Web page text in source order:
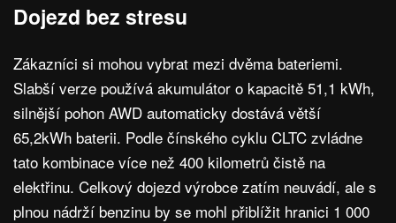
Dojezd bez stresu
Zákazníci si mohou vybrat mezi dvěma bateriemi.
Slabší verze používá akumulátor o kapacitě 51,1 kWh,
silnější pohon AWD automaticky dostává větší
65,2kWh baterii. Podle čínského cyklu CLTC zvládne
tato kombinace více než 400 kilometrů čistě na
elektřinu. Celkový dojezd výrobce zatím neuvádí, ale s
plnou nádrží benzinu by se mohl přiblížit hranici 1 000